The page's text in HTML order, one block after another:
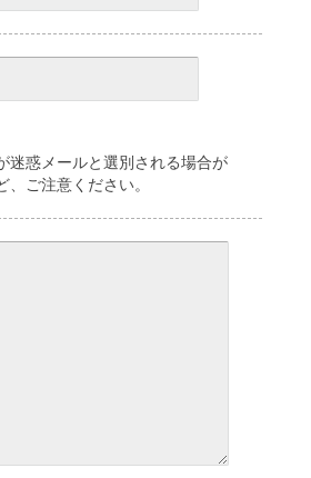
惑メールと選別される場合が
ご注意ください。